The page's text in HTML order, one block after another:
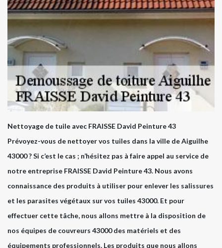
Nettoyage de tuile avec FRAISSE David Peinture 43
Prévoyez-vous de nettoyer vos tuiles dans la ville de Aiguilhe
43000 ? Si c’est le cas ; n’hésitez pas à faire appel au service de
notre entreprise FRAISSE David Peinture 43. Nous avons
connaissance des produits à utiliser pour enlever les salissures
et les parasites végétaux sur vos tuiles 43000. Et pour
effectuer cette tâche, nous allons mettre à la disposition de
nos équipes de couvreurs 43000 des matériels et des
équipements professionnels. Les produits que nous allons